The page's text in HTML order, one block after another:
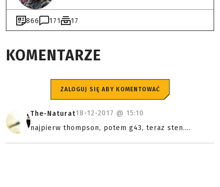
866 171 17
KOMENTARZE
ZALOGUJ SIĘ ABY KOMENTOWAĆ
The-Naturat18-12-2017 @ 15:10
najpierw thompson, potem g43, teraz sten....